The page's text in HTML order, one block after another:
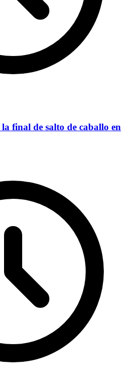
final de salto de caballo en